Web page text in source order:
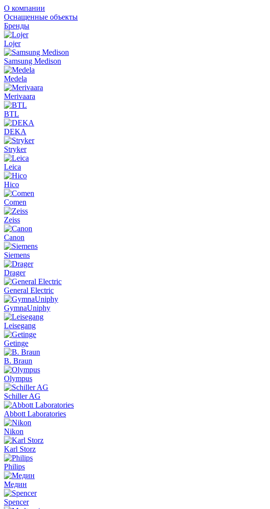
О компании
Оснащенные объекты
Бренды
Lojer
Samsung Medison
Medela
Merivaara
BTL
DEKA
Stryker
Leica
Hico
Comen
Zeiss
Canon
Siemens
Drager
General Electric
GymnaUniphy
Leisegang
Getinge
B. Braun
Olympus
Schiller AG
Abbott Laboratories
Nikon
Karl Storz
Philips
Медин
Spencer